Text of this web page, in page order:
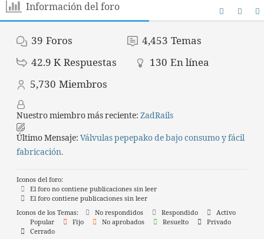
Información del foro
39 Foros 4,453 Temas
42.9 K Respuestas 130 En línea
5,730 Miembros
Nuestro miembro más reciente: ZadRails
Último Mensaje: Válvulas pepepako de bajo consumo y fácil
fabricación.
Iconos del foro:
El foro no contiene publicaciones sin leer
El foro contiene publicaciones sin leer
Iconos de los Temas:
No respondidos Respondido
Activo
Popular
Fijo No aprobados Resuelto
Privado
Cerrado